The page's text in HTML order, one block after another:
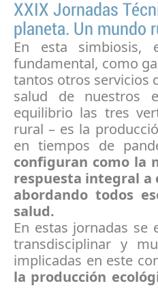
XXIX Jornadas
planeta. Un mundo
En esta
fundamental, como
tantos otros servicios
salud de nuestros
equilibrio las tres
rural – es la
en tiempos de
configuran como la
respuesta integral a
abordando todos
salud.
En estas jornadas se
transdisciplinar y
implicadas en este
la producción